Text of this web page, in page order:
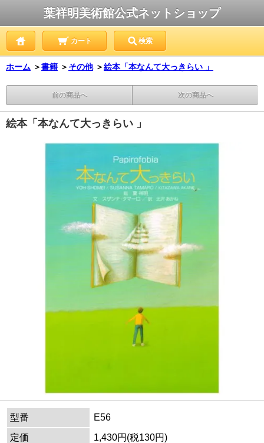
葉祥明美術館公式ネットショップ
カート 検索
ホーム ＞書籍 ＞ その他 ＞絵本「本なんて大っきらい 」
前の商品へ 次の商品へ
絵本「本なんて大っきらい 」
型番
E56
定価
1,430円(税130円)